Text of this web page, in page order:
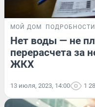
МОЙ ДОМ ПОДРОБНОСТИ
Нет воды — не
перерасчета за
ЖКХ
13 июля, 2023, 14:00 1